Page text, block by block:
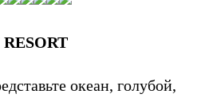
океан, голубой,